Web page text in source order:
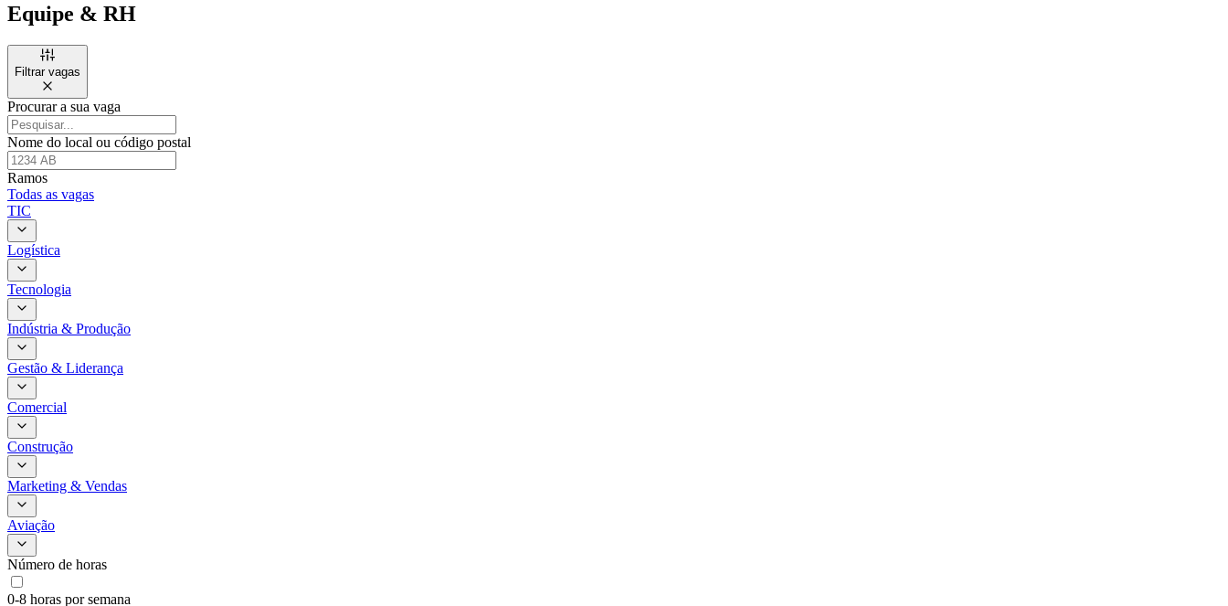
Equipe & RH
Filtrar vagas
Procurar a sua vaga
Nome do local ou código postal
Ramos
Todas as vagas
TIC
Logística
Tecnologia
Indústria & Produção
Gestão & Liderança
Comercial
Construção
Marketing & Vendas
Aviação
Número de horas
0-8 horas por semana